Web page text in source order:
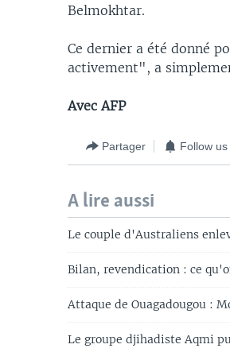
Belmokhtar.
Ce dernier a été donné
activement", a
Avec AFP
Partager Follow us
A lire aussi
Le couple d'Australiens
Bilan, revendication : ce
Attaque de Ouagadougou :
Le groupe djihadiste Aqmi